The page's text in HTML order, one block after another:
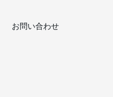
お問い合わせ